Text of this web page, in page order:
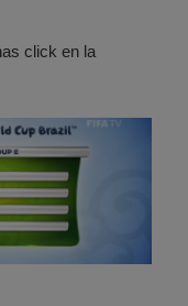
click en la